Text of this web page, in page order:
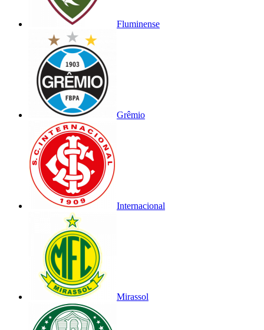
Fluminense
Grêmio
Internacional
Mirassol